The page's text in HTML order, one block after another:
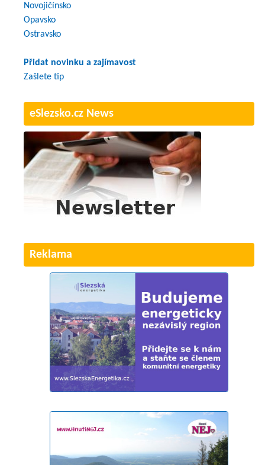
Novojičínsko
Opavsko
Ostravsko
Přidat novinku a zajímavost
Zašlete tip
eSlezsko.cz News
Reklama